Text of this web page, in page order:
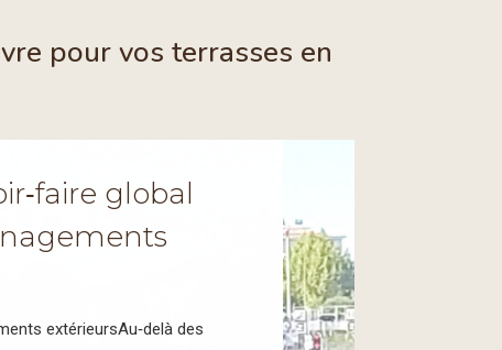
pour vos terrasses en
global
extérieursAu‑delà des